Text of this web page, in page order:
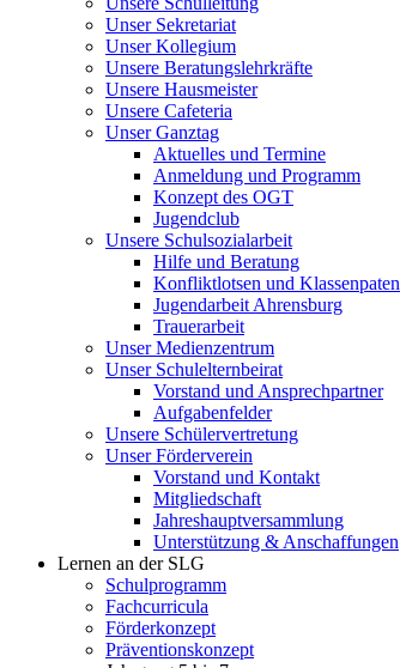
Unser Sekretariat
Unser Kollegium
Unsere Beratungslehrkräfte
Unsere Hausmeister
Unsere Cafeteria
Unser Ganztag
Aktuelles und Termine
Anmeldung und Programm
Konzept des OGT
Jugendclub
Unsere Schulsozialarbeit
Hilfe und Beratung
Konfliktlotsen und Klassenpaten
Jugendarbeit Ahrensburg
Trauerarbeit
Unser Medienzentrum
Unser Schulelternbeirat
Vorstand und Ansprechpartner
Aufgabenfelder
Unsere Schülervertretung
Unser Förderverein
Vorstand und Kontakt
Mitgliedschaft
Jahreshauptversammlung
Unterstützung & Anschaffungen
Lernen an der SLG
Schulprogramm
Fachcurricula
Förderkonzept
Präventionskonzept